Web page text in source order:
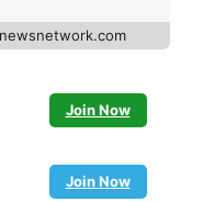
Join Now
Join Now